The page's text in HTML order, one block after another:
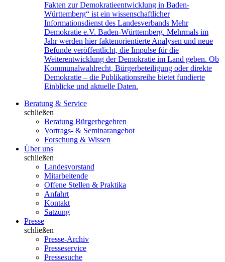
Fakten zur Demokratieentwicklung in Baden-
Württemberg“ ist ein wissenschaftlicher
Informationsdienst des Landesverbands Mehr
Demokratie e.V. Baden-Württemberg. Mehrmals im
Jahr werden hier faktenorientierte Analysen und neue
Befunde veröffentlicht, die Impulse für die
Weiterentwicklung der Demokratie im Land geben. Ob
Kommunalwahlrecht, Bürgerbeteiligung oder direkte
Demokratie – die Publikationsreihe bietet fundierte
Einblicke und aktuelle Daten.
Beratung & Service
schließen
Beratung Bürgerbegehren
Vortrags- & Seminarangebot
Forschung & Wissen
Über uns
schließen
Landesvorstand
Mitarbeitende
Offene Stellen & Praktika
Anfahrt
Kontakt
Satzung
Presse
schließen
Presse-Archiv
Presseservice
Pressesuche